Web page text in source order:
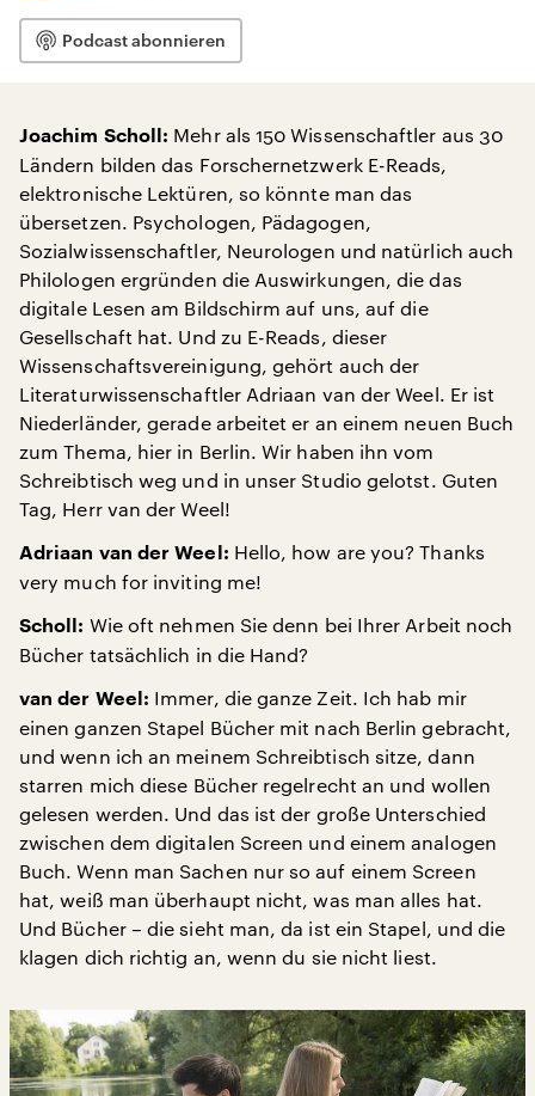
Podcast abonnieren
Joachim Scholl: Mehr als 150 Wissenschaftler aus 30
Ländern bilden das Forschernetzwerk E-Reads,
elektronische Lektüren, so könnte man das
übersetzen. Psychologen, Pädagogen,
Sozialwissenschaftler, Neurologen und natürlich auch
Philologen ergründen die Auswirkungen, die das
digitale Lesen am Bildschirm auf uns, auf die
Gesellschaft hat. Und zu E-Reads, dieser
Wissenschaftsvereinigung, gehört auch der
Literaturwissenschaftler Adriaan van der Weel. Er ist
Niederländer, gerade arbeitet er an einem neuen Buch
zum Thema, hier in Berlin. Wir haben ihn vom
Schreibtisch weg und in unser Studio gelotst. Guten
Tag, Herr van der Weel!
Adriaan van der Weel: Hello, how are you? Thanks
very much for inviting me!
Scholl: Wie oft nehmen Sie denn bei Ihrer Arbeit noch
Bücher tatsächlich in die Hand?
van der Weel: Immer, die ganze Zeit. Ich hab mir
einen ganzen Stapel Bücher mit nach Berlin gebracht,
und wenn ich an meinem Schreibtisch sitze, dann
starren mich diese Bücher regelrecht an und wollen
gelesen werden. Und das ist der große Unterschied
zwischen dem digitalen Screen und einem analogen
Buch. Wenn man Sachen nur so auf einem Screen
hat, weiß man überhaupt nicht, was man alles hat.
Und Bücher – die sieht man, da ist ein Stapel, und die
klagen dich richtig an, wenn du sie nicht liest.